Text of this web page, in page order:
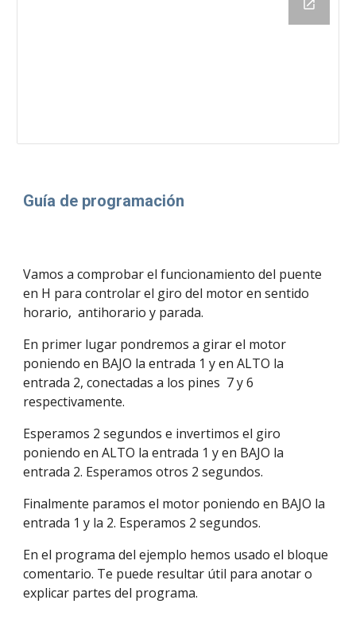
Guía de programación
Vamos a comprobar el funcionamiento del puente
en H para controlar el giro del motor en sentido
horario,  antihorario y parada.
En primer lugar pondremos a girar el motor
poniendo en BAJO la entrada 1 y en ALTO la
entrada 2, conectadas a los pines  7 y 6
respectivamente.
Esperamos 2 segundos e invertimos el giro
poniendo en ALTO la entrada 1 y en BAJO la
entrada 2. Esperamos otros 2 segundos.
Finalmente paramos el motor poniendo en BAJO la
entrada 1 y la 2. Esperamos 2 segundos.
En el programa del ejemplo hemos usado el bloque
comentario. Te puede resultar útil para anotar o
explicar partes del programa.